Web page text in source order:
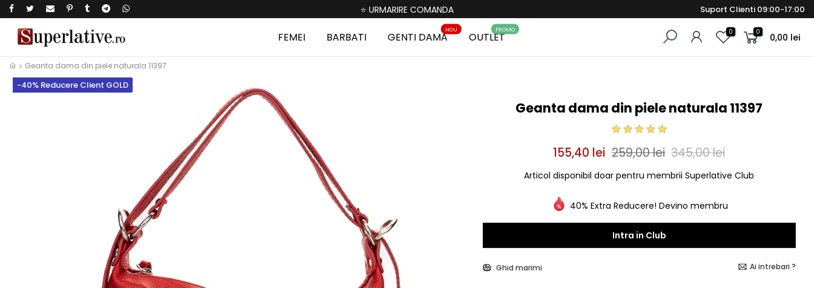
⭐ URMARIRE COMANDA Suport Clienti 09:00-17:00
FEMEI BARBATI GENTI DAMA
NOU
OUTLET
PROMO 0 0 0,00 lei
Geanta dama din piele naturala 11397
-40% Reducere Client GOLD
Geanta dama din piele naturala 11397
155,40 lei 259,00 lei 345,00 lei
Articol disponibil doar pentru membrii Superlative Club
40% Extra Reducere! Devino membru
Intra in Club
Ghid marimi Ai intrebari ?